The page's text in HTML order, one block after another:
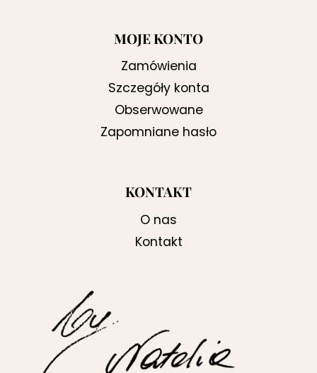
MOJE KONTO
Zamówienia
Szczegóły konta
Obserwowane
Zapomniane hasło
KONTAKT
O nas
Kontakt